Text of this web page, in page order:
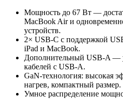
Мощность до 67 Вт —
MacBook Air и
устройств.
2× USB‑C с поддержкой
iPad и MacBook.
Дополнительный USB‑A —
кабелей с USB‑A.
GaN‑технология: высокая
нагрев, компактный размер.
Умное распределение